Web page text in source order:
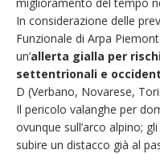
In considerazione delle
Funzionale di Arpa
un’allerta gialla per
settentrionali e
D (Verbano, Novarese,
Il pericolo valanghe per
ovunque sull’arco alpino;
subire un distacco già al